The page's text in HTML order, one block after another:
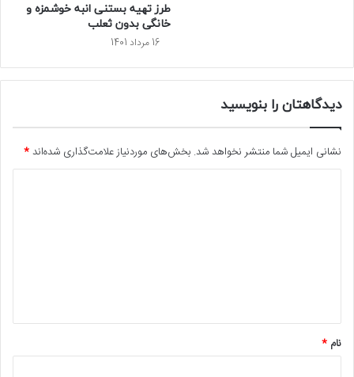
طرز تهیه بستنی انبه خوشمزه و
خانگی بدون ثعلب
16 مرداد 1401
دیدگاهتان را بنویسید
نشانی ایمیل شما منتشر نخواهد شد. بخش‌های موردنیاز علامت‌گذاری شده‌اند*
*
نام *